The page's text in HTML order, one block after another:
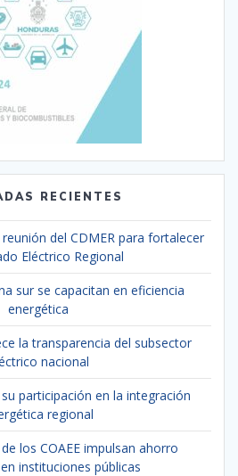
RECIENTES
del CDMER para fortalecer
Eléctrico Regional
sur se capacitan en eficiencia
energética
la transparencia del subsector
nacional
participación en la integración
regional
los COAEE impulsan ahorro
instituciones públicas